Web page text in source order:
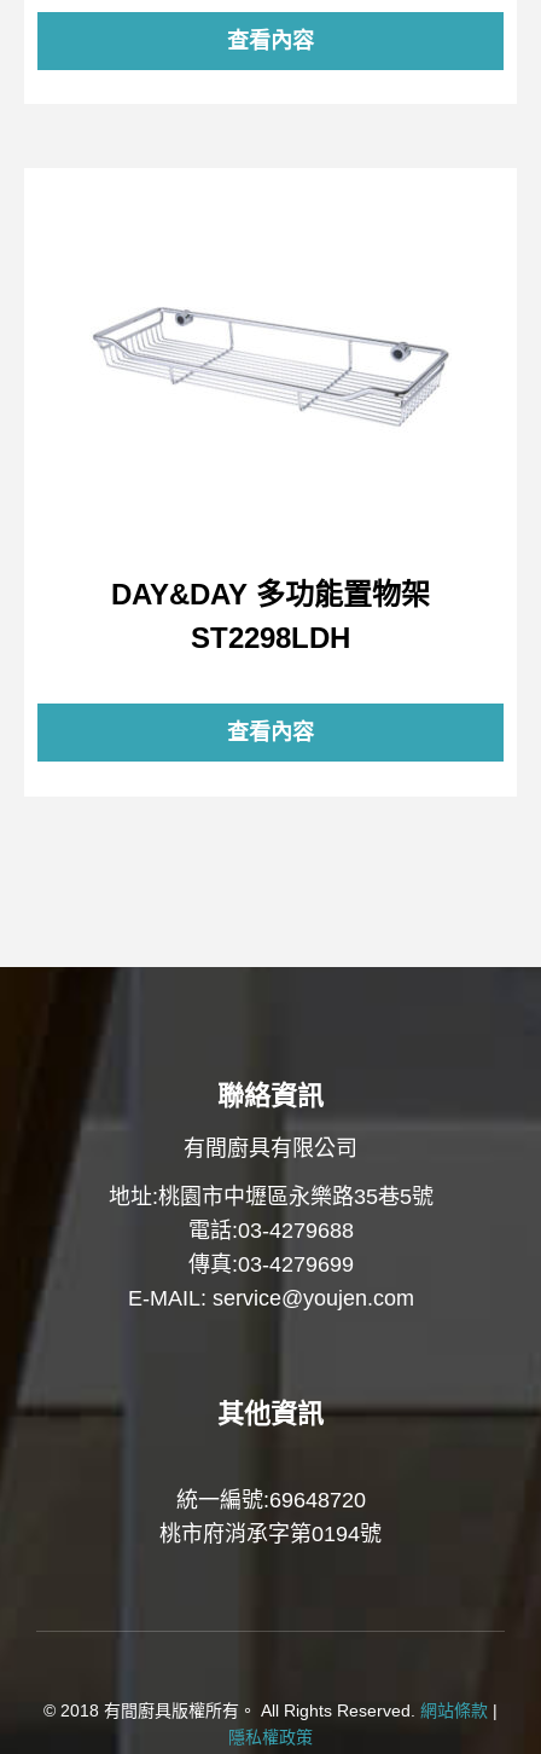
查看內容
DAY&DAY 多功能置物架
ST2298LDH
查看內容
聯絡資訊
有間廚具有限公司
地址:桃園市中壢區永樂路35巷5號
電話:03-4279688
傳真:03-4279699
E-MAIL: service@youjen.com
其他資訊
統一編號:69648720
桃市府消承字第0194號
© 2018 有間廚具版權所有。 All Rights Reserved. 網站條款 |
隱私權政策